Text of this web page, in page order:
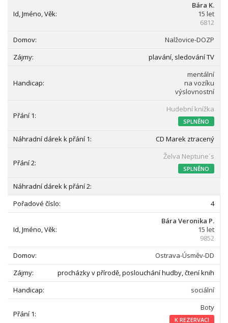
Bára K.
15 let
6812
Nalžovice-DOZP
plavání, sledování TV
mentální
na vozíku
výslovnostní
Hudební knížka
SPLNĚNO
CD Marek ztracený
Želva Neptune´s
SPLNĚNO
4
Bára Veronika P.
15 let
9852
Ostrava-Úsměv-DD
procházky v přírodě, poslouchání hudby, čtení knih
sociální
Boty
K REZERVACI